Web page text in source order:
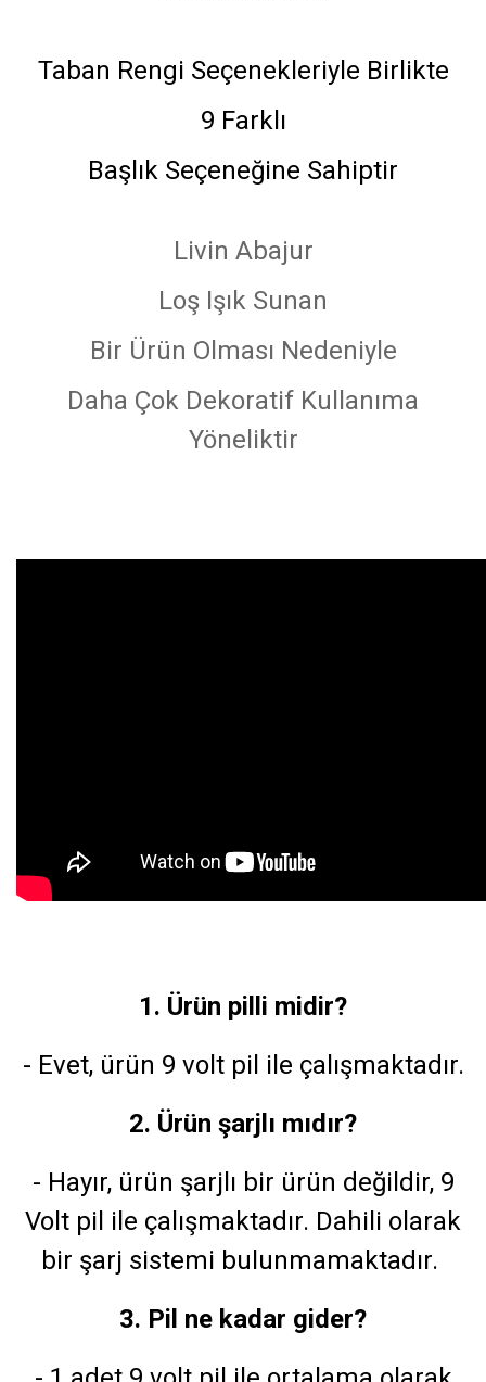
Taban Rengi Seçenekleriyle Birlikte
9 Farklı
Başlık Seçeneğine Sahiptir
Livin Abajur
Loş Işık Sunan
Bir Ürün Olması Nedeniyle
Daha Çok Dekoratif Kullanıma
Yöneliktir
1. Ürün pilli midir?
- Evet, ürün 9 volt pil ile çalışmaktadır.
2. Ürün şarjlı mıdır?
- Hayır, ürün şarjlı bir ürün değildir, 9
Volt pil ile çalışmaktadır. Dahili olarak
bir şarj sistemi bulunmamaktadır.
3. Pil ne kadar gider?